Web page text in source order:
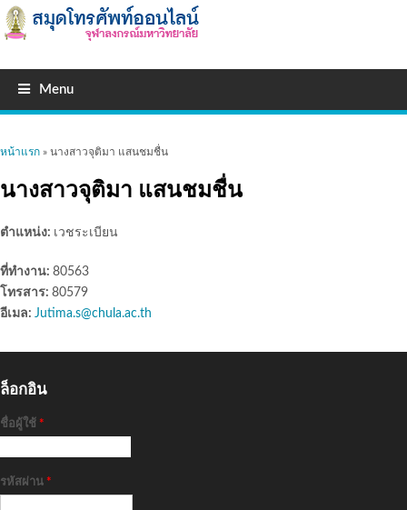
Menu
คุณอยู่ที่นี่
หน้าแรก » นางสาวจุติมา แสนชมชื่น
นางสาวจุติมา แสนชมชื่น
ตำแหน่ง: เวชระเบียน
ที่ทำงาน: 80563
โทรสาร: 80579
อีเมล: Jutima.s@chula.ac.th
ล็อกอิน
ชื่อผู้ใช้ *
รหัสผ่าน *